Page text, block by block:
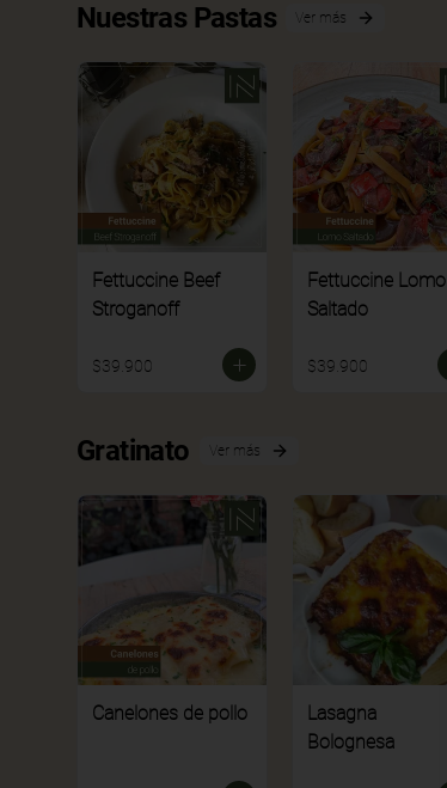
Nuestras Pastas Ver más
Fettuccine Beef
Stroganoff
$39.900
Fettuccine Lomo
Saltado
$39.900
Gratinato Ver más
Canelones de pollo
Lasagna
Bolognesa